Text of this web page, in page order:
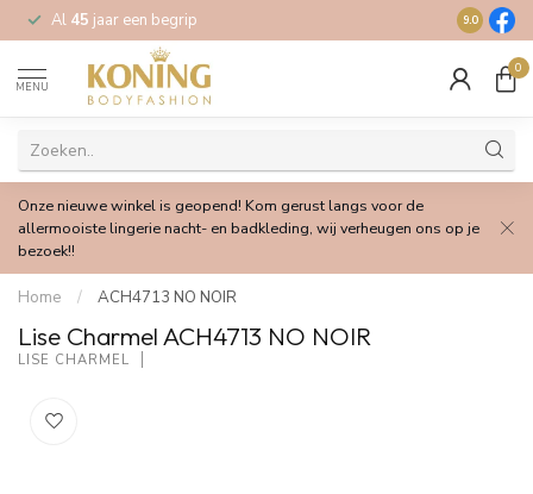
Al 45 jaar een begrip Gratis
9.0
MENU
0
Onze nieuwe winkel is geopend! Kom gerust langs voor de
allermooiste lingerie nacht- en badkleding, wij verheugen ons op je
bezoek!!
Home / ACH4713 NO NOIR
Lise Charmel ACH4713 NO NOIR
LISE CHARMEL